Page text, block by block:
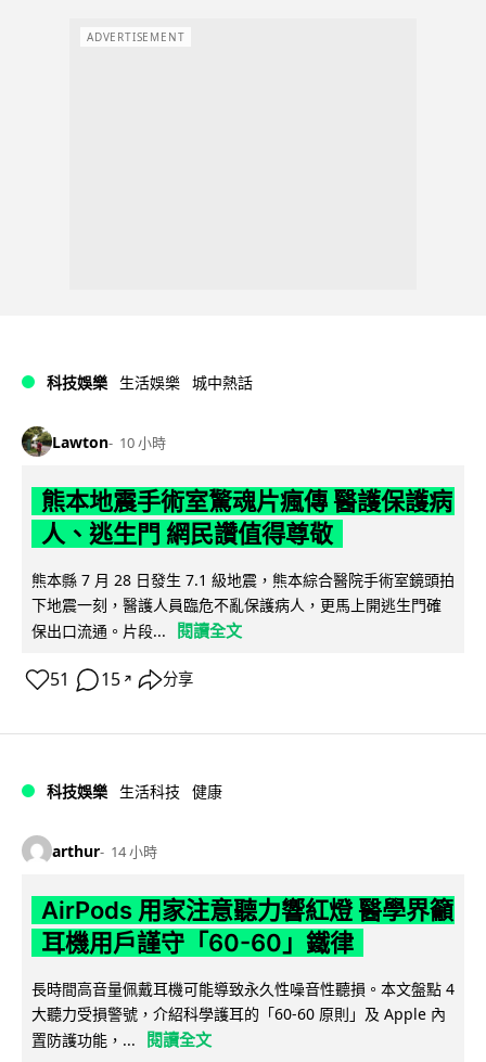
ADVERTISEMENT
科技娛樂 生活娛樂 城中熱話
Lawton 10 小時
熊本地震手術室驚魂片瘋傳 醫護保護病
人、逃生門 網民讚值得尊敬
熊本縣 7 月 28 日發生 7.1 級地震，熊本綜合醫院手術室鏡頭拍
下地震一刻，醫護人員臨危不亂保護病人，更馬上開逃生門確
保出口流通。片段...
閱讀全文
51 15 ↗ 分享
科技娛樂 生活科技 健康
arthur 14 小時
AirPods 用家注意聽力響紅燈 醫學界籲
耳機用戶謹守「60-60」鐵律
長時間高音量佩戴耳機可能導致永久性噪音性聽損。本文盤點 4
大聽力受損警號，介紹科學護耳的「60-60 原則」及 Apple 內
置防護功能，...
閱讀全文